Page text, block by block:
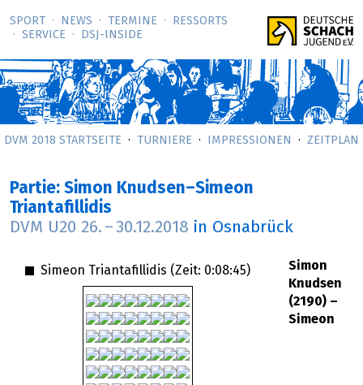
SPORT NEWS TERMINE
RESSORTS
SERVICE
DSJ-­INSIDE
DVM 2018 STARTSEITE TURNIERE IMPRESSIONEN ZEITPLAN
Partie: Simon Knudsen–Simeon
Triantafillidis
DVM U20 26. – 30.12.2018 in Osnabrück
Simeon Triantafillidis (Zeit: 0:08:45)
Simon
Knudsen
(2190) –
Simeon